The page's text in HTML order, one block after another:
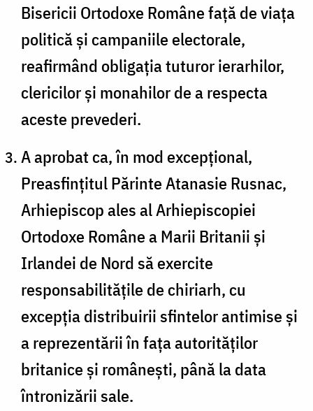
Bisericii Ortodoxe Române față de viața
politică și campaniile electorale,
reafirmând obligația tuturor ierarhilor,
clericilor și monahilor de a respecta
aceste prevederi.
A aprobat ca, în mod excepțional,
Preasfințitul Părinte Atanasie Rusnac,
Arhiepiscop ales al Arhiepiscopiei
Ortodoxe Române a Marii Britanii și
Irlandei de Nord să exercite
responsabilitățile de chiriarh, cu
excepția distribuirii sfintelor antimise și
a reprezentării în fața autorităților
britanice și românești, până la data
întronizării sale.